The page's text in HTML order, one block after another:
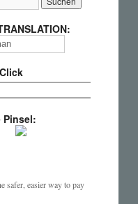
Pinsel: